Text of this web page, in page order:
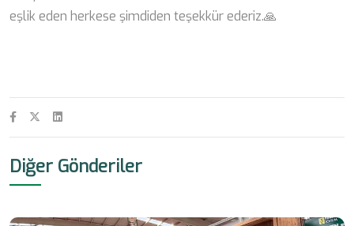
eşlik eden herkese şimdiden teşekkür ederiz.🙏
Diğer Gönderiler